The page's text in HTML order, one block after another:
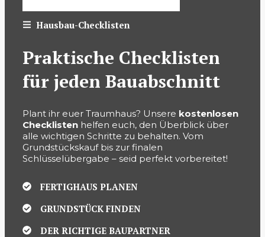
Hausbau-Checklisten
Praktische Checklisten
für jeden Bauabschnitt
Plant ihr euer Traumhaus? Unsere kostenlosen
Checklisten helfen euch, den Überblick über
alle wichtigen Schritte zu behalten. Vom
Grundstückskauf bis zur finalen
Schlüsselübergabe – seid perfekt vorbereitet!
FERTIGHAUS PLANEN
GRUNDSTÜCK FINDEN
DER RICHTIGE BAUPARTNER